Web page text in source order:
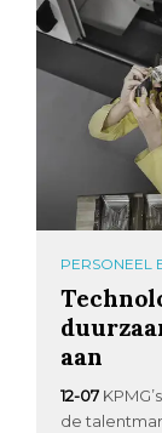
PERSONEEL
aan
12-07
de